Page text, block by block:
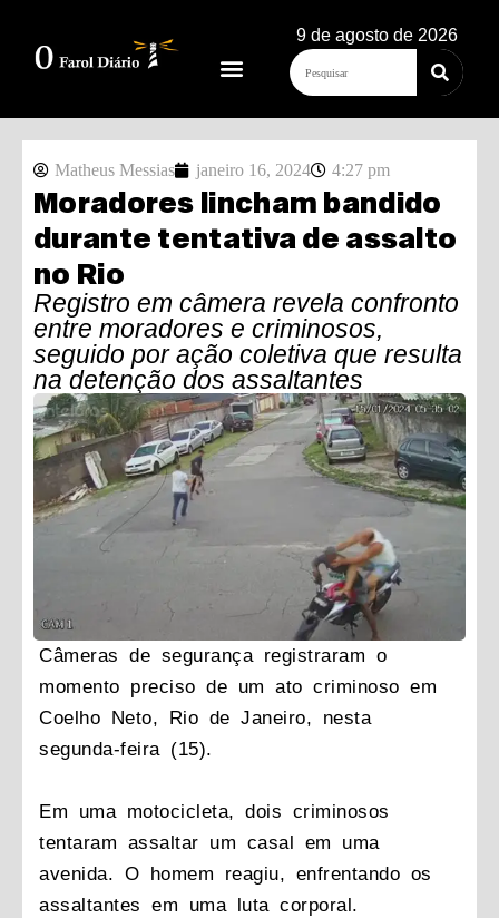
9 de agosto de 2026
Matheus Messias janeiro 16, 2024 4:27 pm
Moradores lincham bandido
durante tentativa de assalto
no Rio
Registro em câmera revela confronto
entre moradores e criminosos,
seguido por ação coletiva que resulta
na detenção dos assaltantes
Câmeras de segurança registraram o
momento preciso de um ato criminoso em
Coelho Neto, Rio de Janeiro, nesta
segunda-feira (15).
Em uma motocicleta, dois criminosos
tentaram assaltar um casal em uma
avenida. O homem reagiu, enfrentando os
assaltantes em uma luta corporal.